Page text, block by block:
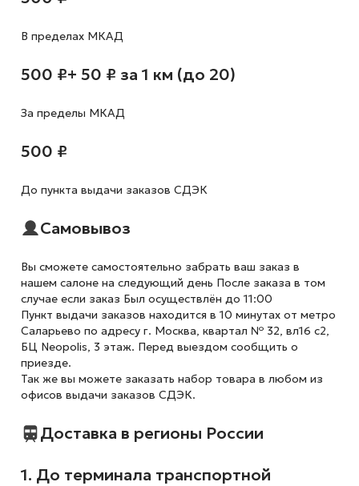
В пределах МКАД
500 ₽+ 50 ₽ за 1 км (до 20)
За пределы МКАД
500 ₽
До пункта выдачи заказов СДЭК
Самовывоз
Вы сможете самостоятельно забрать ваш заказ в
нашем салоне на следующий день После заказа в том
случае если заказ Был осуществлён до 11:00
Пункт выдачи заказов находится в 10 минутах от метро
Саларьево по адресу г. Москва, квартал № 32, вл16 с2,
БЦ Neopolis, 3 этаж. Перед выездом сообщить о
приезде.
Так же вы можете заказать набор товара в любом из
офисов выдачи заказов СДЭК.
Доставка в регионы России
1. До терминала транспортной